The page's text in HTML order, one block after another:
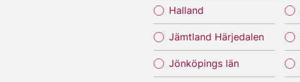
Halland
Jämtland Härjedalen
Jönköpings län